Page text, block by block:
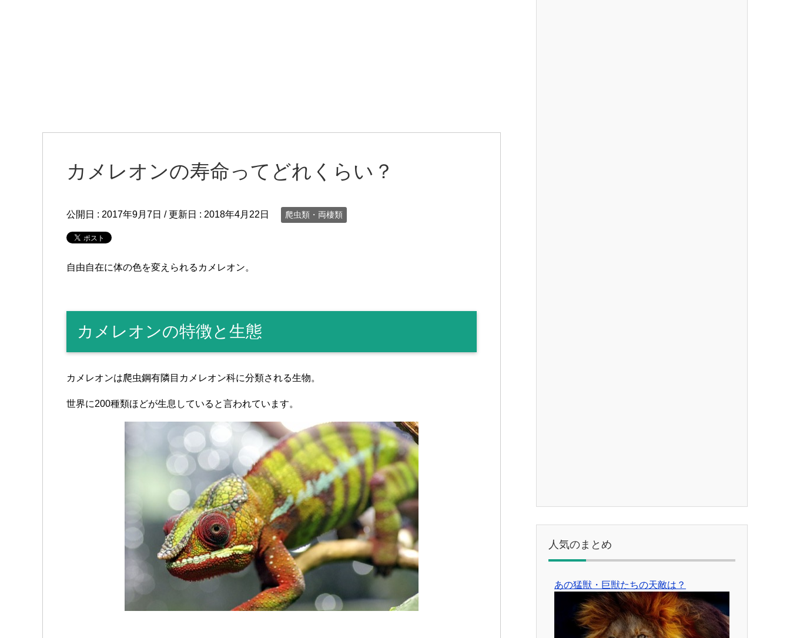
カメレオンの寿命ってどれくらい？
公開日 : 2017年9月7日 / 更新日 : 2018年4月22日 爬虫類・両棲類
自由自在に体の色を変えられるカメレオン。
カメレオンの特徴と生態
カメレオンは爬虫鋼有隣目カメレオン科に分類される生物。
世界に200種類ほどが生息していると言われています。
人気のまとめ
あの猛獣・巨獣たちの天敵は？